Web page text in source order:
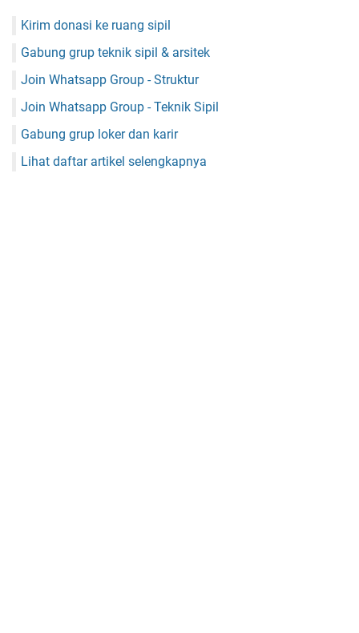
Kirim donasi ke ruang sipil
Gabung grup teknik sipil & arsitek
Join Whatsapp Group - Struktur
Join Whatsapp Group - Teknik Sipil
Gabung grup loker dan karir
Lihat daftar artikel selengkapnya